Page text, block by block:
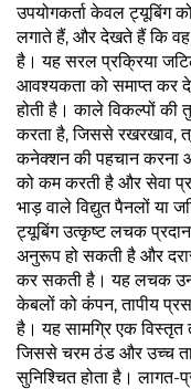
उपयोगकर्ता केवल ट्यूबिंग
लगाते हैं, और देखते हैं कि
है। यह सरल प्रक्रिया
आवश्यकता को समाप्त कर
होती है। काले विकल्पों की
करता है, जिससे रखरखाव,
कनेक्शन की पहचान करना
को कम करती है और सेवा
भाड़ वाले विद्युत पैनलों या
ट्यूबिंग उत्कृष्ट लचक
अनुरूप हो सकती है और
कर सकती है। यह लचक उन
केबलों को कंपन, तापीय
है। यह सामग्रि एक विस्तृत
जिससे चरम ठंड और उच्च
सुनिश्चित होता है। लागत-